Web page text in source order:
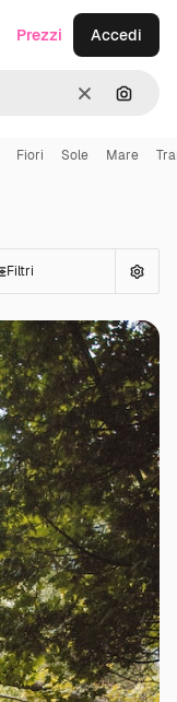
CancellaCerca
Prezzi Accedi
Fiori Sole Mare
Filtri